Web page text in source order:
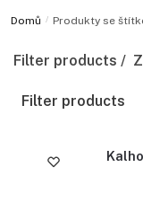
Domů / Produkty se
Filter products
Filter products